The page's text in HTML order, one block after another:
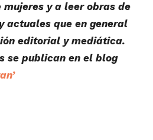
y a leer obras de
actuales que en general
editorial y mediática.
se publican en el blog